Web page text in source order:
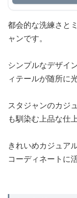
都会的な洗練さと
ャンです。
シンプルなデザイ
ィテールが随所に
スタジャンのカジ
も馴染む上品な仕
きれいめカジュア
コーディネートに